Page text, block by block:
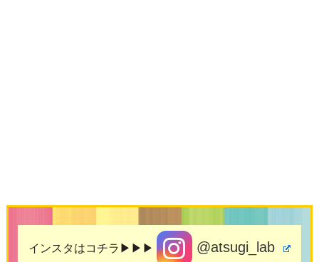
インスタはコチラ▶▶▶ @atsugi_lab